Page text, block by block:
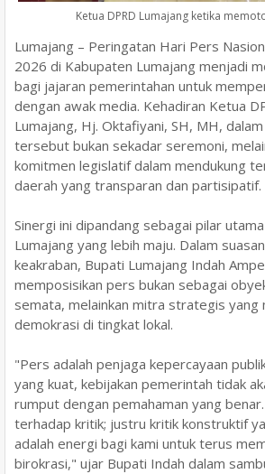
Ketua DPRD Lumajang ketika
Lumajang – Peringatan Hari Pers
2026 di Kabupaten Lumajang menjadi
bagi jajaran pemerintahan untuk
dengan awak media. Kehadiran Ketua
Lumajang, Hj. Oktafiyani, SH, MH,
tersebut bukan sekadar seremoni,
komitmen legislatif dalam mendukung
daerah yang transparan dan partisipatif.
Sinergi ini dipandang sebagai pilar
Lumajang yang lebih maju. Dalam
keakraban, Bupati Lumajang Indah
memposisikan pers bukan sebagai
semata, melainkan mitra strategis yang
demokrasi di tingkat lokal.
"Pers adalah penjaga kepercayaan
yang kuat, kebijakan pemerintah tidak
rumput dengan pemahaman yang
terhadap kritik; justru kritik konstruktif
adalah energi bagi kami untuk terus
birokrasi," ujar Bupati Indah dalam